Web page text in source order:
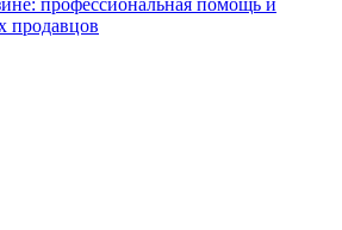
профессиональная помощь и
продавцов